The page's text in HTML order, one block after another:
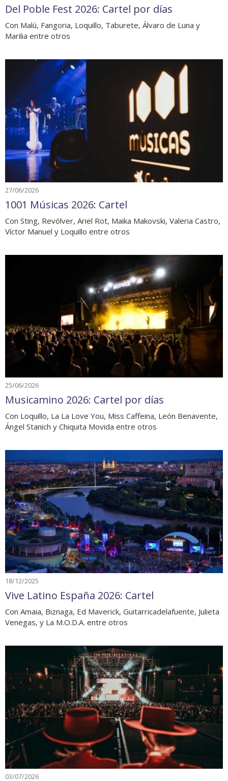
Del Poble Fest 2026: Cartel por días
Con Malú, Fangoria, Loquillo, Taburete, Álvaro de Luna y
Marilia entre otros
27/06/2026
1001 Músicas 2026: Cartel
Con Sting, Revólver, Ariel Rot, Maika Makovski, Valeria Castro,
Víctor Manuel y Loquillo entre otros
25/06/2026
Musicamino 2026: Cartel por días
Con Loquillo, La La Love You, Miss Caffeina, León Benavente,
Ángel Stanich y Chiquita Movida entre otros
18/12/2025
Vive Latino España 2026: Cartel
Con Amaia, Biznaga, Ed Maverick, Guitarricadelafuente, Julieta
Venegas, y La M.O.D.A. entre otros
03/07/2026